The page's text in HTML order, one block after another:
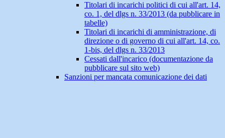
Titolari di incarichi politici di cui all'art. 14,
co. 1, del dlgs n. 33/2013 (da pubblicare in
tabelle)
Titolari di incarichi di amministrazione, di
direzione o di governo di cui all'art. 14, co.
1-bis, del dlgs n. 33/2013
Cessati dall'incarico (documentazione da
pubblicare sul sito web)
Sanzioni per mancata comunicazione dei dati